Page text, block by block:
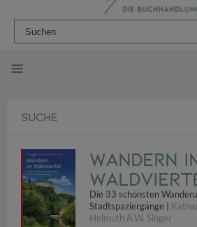
SUCHE
Wandern
Die 33 schönsten
Stadtspaziergänge |
Helmuth A.W. Singer